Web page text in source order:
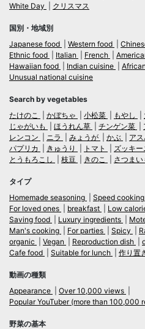
White Day
クリスマス
国別・地域別
Japanese food
Western food
Ethnic food
Italian French
Hawaiian food
Indian cuisine
Unusual national cuisine
Search by vegetables
たけのこ
かぼちゃ 小松菜 もやし
じゃがいも
ほうれん草 チンゲン菜
レンコン
ニラ みょうが かぶ ア
パプリカ
きゅうり トマト ズッキー
とうもろこし
枝豆 きのこ さつまい
タイプ
Homemade seasoning
Speed cooking
For loved ones
breakfast Low
Saving food
Luxury ingredients
Man's cooking
For parties Spicy
organic
Vegan Reproduction dish
Cafe food
Suitable for lunch 作り置
動画の種類
Appearance
Over 10,000 views
Popular YouTuber (more than 100,000
野菜の基本